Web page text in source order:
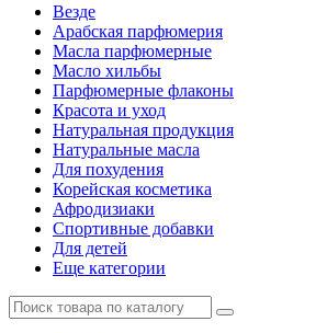
Везде
Арабская парфюмерия
Масла парфюмерные
Масло хильбы
Парфюмерные флаконы
Красота и уход
Натуральная продукция
Натуральные масла
Для похудения
Корейская косметика
Афродизиаки
Спортивные добавки
Для детей
Еще категории